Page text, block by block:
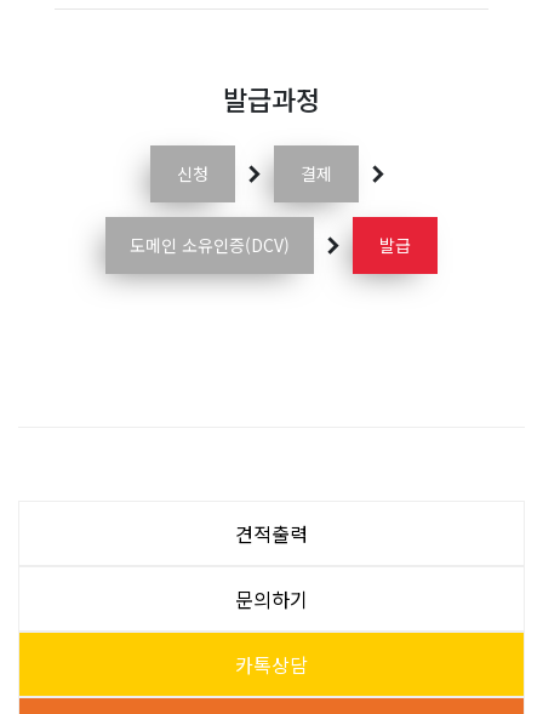
발급과정
신청 결제
도메인 소유인증(DCV) 발급
견적출력
문의하기
카톡상담